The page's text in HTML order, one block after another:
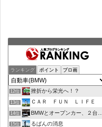
ランキング ポイント ブロ画
12位 挫折から栄光へ！？
13位 ＣＡＲ ＦＵＮ ＬＩＦＥ
14位 BMWとオープンカー、２台持ちは大変でした/GOCCHI
15位 るぱんの消息